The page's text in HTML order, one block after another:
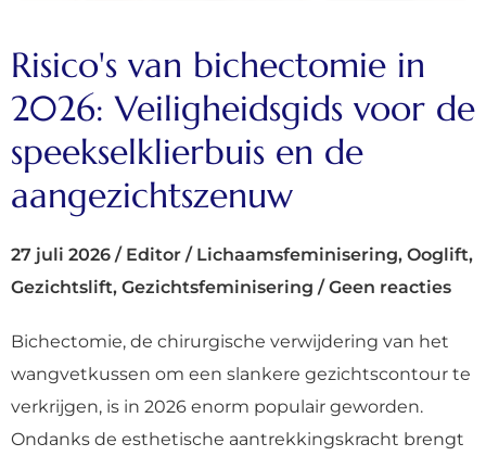
Risico's van bichectomie in
2026: Veiligheidsgids voor de
speekselklierbuis en de
aangezichtszenuw
27 juli 2026 / Editor / Lichaamsfeminisering, Ooglift,
Gezichtslift, Gezichtsfeminisering / Geen reacties
Bichectomie, de chirurgische verwijdering van het
wangvetkussen om een slankere gezichtscontour te
verkrijgen, is in 2026 enorm populair geworden.
Ondanks de esthetische aantrekkingskracht brengt